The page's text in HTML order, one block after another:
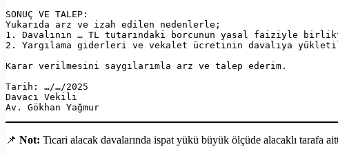
SONUÇ VE TALEP:
Yukarıda arz ve izah edilen nedenlerle;
1. Davalının … TL tutarındaki borcunun yasal faiziyle
2. Yargılama giderleri ve vekalet ücretinin davalıya
Karar verilmesini saygılarımla arz ve talep ederim.
Tarih: …/…/2025
Davacı Vekili
Av. Gökhan Yağmur
📌 Not: Ticari alacak davalarında ispat yükü büyük ölçüde alacaklı tarafa